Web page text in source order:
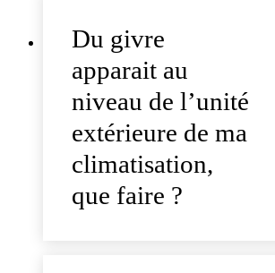
Du givre
apparait au
niveau de l’unité
extérieure de ma
climatisation,
que faire ?